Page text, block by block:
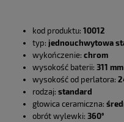
kod produktu: 10012
typ: jednouchwytowa
wykończenie: chrom
wysokość baterii: 311 mm
wysokość od perlatora:
rodzaj: standard
głowica ceramiczna:
obrót wylewki: 360°